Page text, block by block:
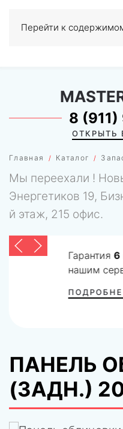
Перейти к
0
Главная Каталог
8
ОТКРЫТЬ
Мы переехали !
Энергетиков 19,
й этаж, 215 офис.
Гарантия 6
нашим
ПАНЕЛЬ
(ЗАДН.) 20